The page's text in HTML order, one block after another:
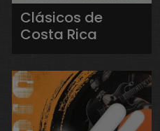
Clásicos de
Costa Rica